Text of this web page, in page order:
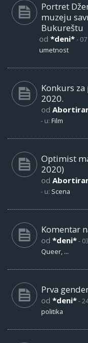
Portret
muzeju
Bukureštu
od *deni*-
umetnost
Konkurs
2020.
od
- u: Film
Optimist
2020)
od
- u: Scena
Komentar
od *deni*-
Queer, ...
Prva
od *deni*-
politika